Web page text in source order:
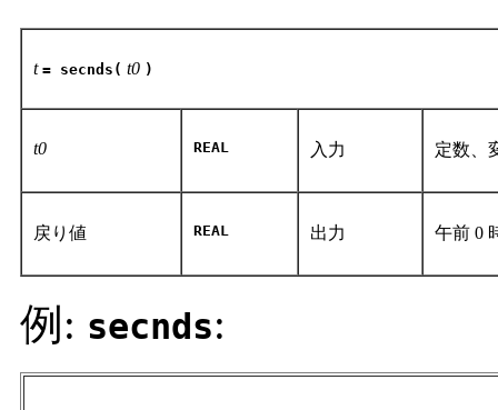
t = secnds( t0 )
t0 REAL 入力 定数、
戻り値 REAL 出力 午前 0
例: secnds: